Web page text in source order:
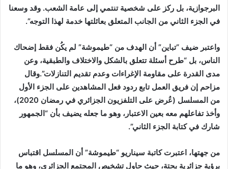
البرجوازية، بل ركز على شخصية تنتمي إلى عامة الشعب. وقد وسعنا
في الجزء الثاني من الجانب المتعلق بعائلتها خدمة لهذا التوجه”.
واعتبر ضيف “تباين” أن الهدف من “طيموشة” لم يكُن فقط إضحاك
الناس، بل “طرح أسئلة تتعلق بالشكل والاختلاف والطبقية، وعن
مدى القدرة على مقاومة الإغراءات وعدم تقديم التنازلات”.وقال
مزاحم إن فريق العمل تابع ردود فعل المشاهدين على الجزء الأول
من المسلسل (عُرض على التلفزيون الجزائري في رمضان 2020)،
وأخذ تفاعلهم معه بعين الاعتبار، وهو ما جعله يضيف بأن “الجمهور
شارك في كتابة الجزء الثاني”.
من جهتها، اعتبرت كاتبة سيناريو “طيموشة” أن المسلسل اقتباس
برؤية جزائرية بحتة، حيث حاول تشخيص المجتمع الجزائري، وهو ما